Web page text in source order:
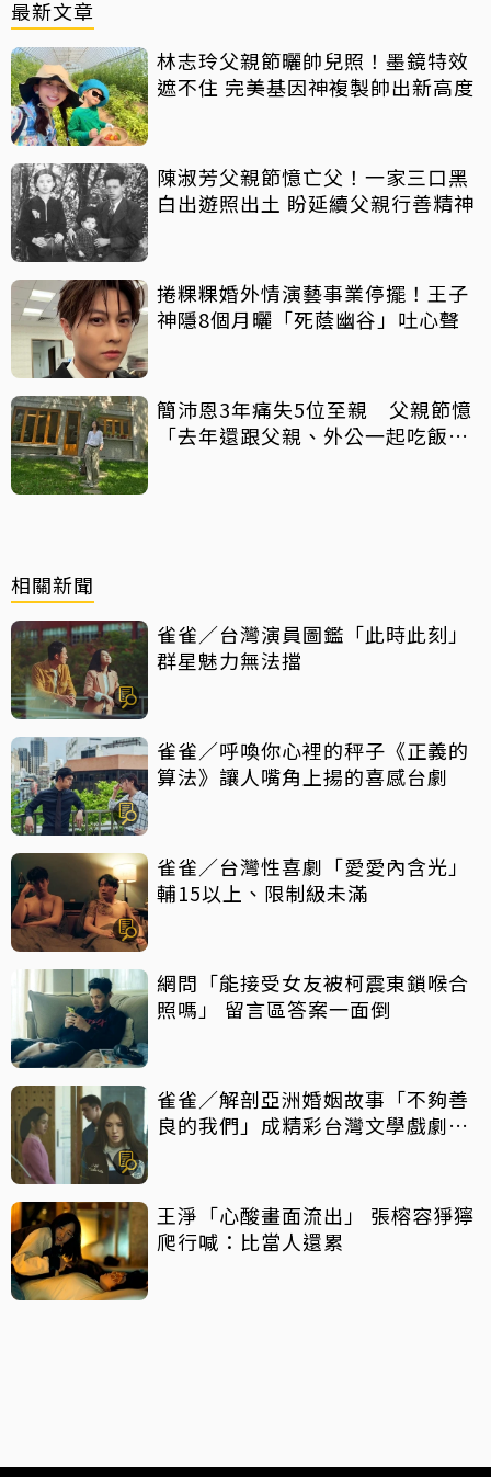
最新文章
林志玲父親節曬帥兒照！墨鏡特效
遮不住 完美基因神複製帥出新高度
陳淑芳父親節憶亡父！一家三口黑
白出遊照出土 盼延續父親行善精神
捲粿粿婚外情演藝事業停擺！王子
神隱8個月曬「死蔭幽谷」吐心聲
簡沛恩3年痛失5位至親 父親節憶
「去年還跟父親、外公一起吃飯聊
相關新聞
雀雀／台灣演員圖鑑「此時此刻」
群星魅力無法擋
雀雀／呼喚你心裡的秤子《正義的
算法》讓人嘴角上揚的喜感台劇
雀雀／台灣性喜劇「愛愛內含光」
輔15以上、限制級未滿
網問「能接受女友被柯震東鎖喉合
照嗎」 留言區答案一面倒
雀雀／解剖亞洲婚姻故事「不夠善
良的我們」成精彩台灣文學戲劇作
王淨「心酸畫面流出」 張榕容猙獰
爬行喊：比當人還累